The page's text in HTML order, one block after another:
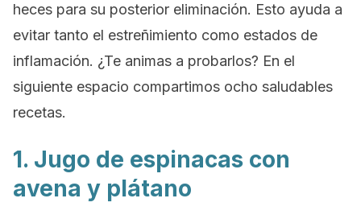
heces para su posterior eliminación. Esto ayuda a
evitar tanto el estreñimiento como estados de
inflamación. ¿Te animas a probarlos? En el
siguiente espacio compartimos ocho saludables
recetas.
1. Jugo de espinacas con
avena y plátano